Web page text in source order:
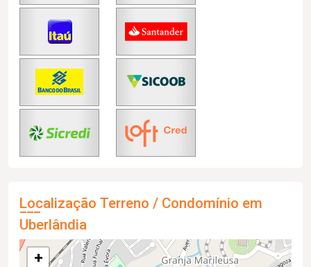
Localização Terreno / Condomínio em
Uberlândia
+